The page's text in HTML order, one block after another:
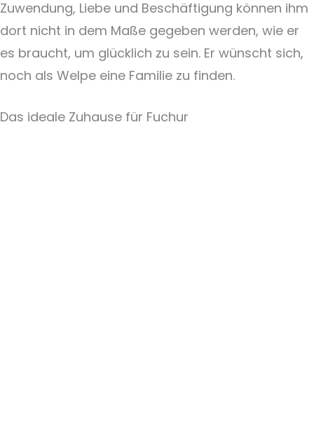
Zuwendung, Liebe und Beschäftigung können ihm
dort nicht in dem Maße gegeben werden, wie er
es braucht, um glücklich zu sein. Er wünscht sich,
noch als Welpe eine Familie zu finden.
Das ideale Zuhause für Fuchur